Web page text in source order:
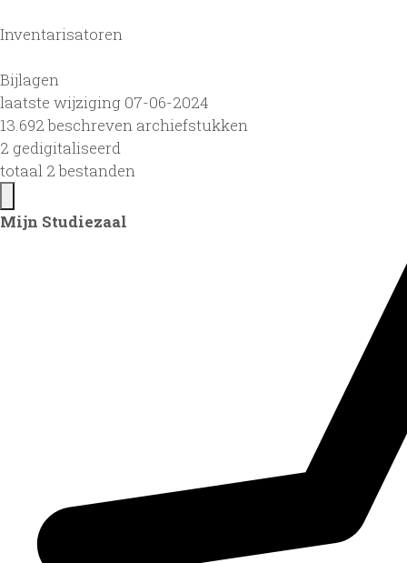
Inventarisatoren
Bijlagen
laatste wijziging 07-06-2024
13.692 beschreven archiefstukken
2 gedigitaliseerd
totaal 2 bestanden
Mijn Studiezaal